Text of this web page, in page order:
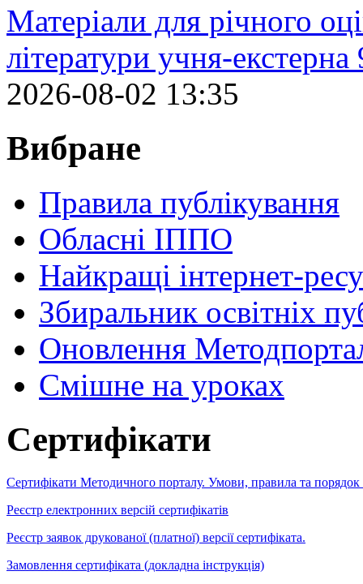
Матеріали для річного
літератури учня-екстерна
2026-08-02 13:35
Вибране
Правила публікування
Обласні ІППО
Найкращі інтернет-
Збиральник освітніх
Оновлення
Cмішне на уроках
Сертифікати
Сертифікати Методичного порталу. Умови, правила та порядок
Реєстр електронних версій сертифікатів
Реєстр заявок друкованої (платної) версії сертифіката.
Замовлення сертифіката (докладна інструкція)